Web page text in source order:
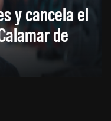
y cancela el
de